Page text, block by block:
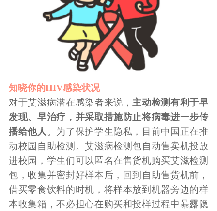
知晓你的HIV感染状况
对于艾滋病潜在感染者来说， 主动检测有利于早
发现、早治疗，并采取措施防止将病毒进一步传
播给他人 。为了保护学生隐私，目前中国正在推
动校园自助检测。艾滋病检测包自动售卖机投放
进校园，学生们可以匿名在售货机购买艾滋检测
包，收集并密封好样本后，回到自助售货机前，
借买零食饮料的时机，将样本放到机器旁边的样
本收集箱，不必担心在购买和投样过程中暴露隐